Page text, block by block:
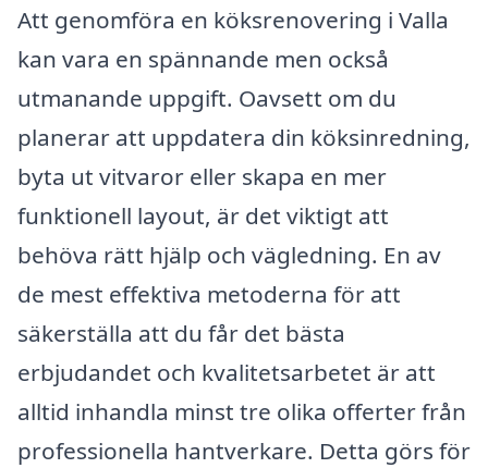
Att genomföra en köksrenovering i Valla
kan vara en spännande men också
utmanande uppgift. Oavsett om du
planerar att uppdatera din köksinredning,
byta ut vitvaror eller skapa en mer
funktionell layout, är det viktigt att
behöva rätt hjälp och vägledning. En av
de mest effektiva metoderna för att
säkerställa att du får det bästa
erbjudandet och kvalitetsarbetet är att
alltid inhandla minst tre olika offerter från
professionella hantverkare. Detta görs för